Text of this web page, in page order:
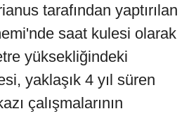
tarafından yaptırılan
saat kulesi olarak
yüksekliğindeki
yaklaşık 4 yıl süren
çalışmalarının